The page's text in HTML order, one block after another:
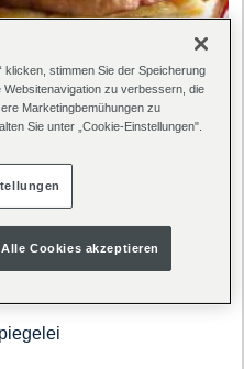
Portionen
4 Burger
klicken, stimmen Sie der Speicherung
zu verbessern, die
Marketingbemühungen zu
Sie unter „Cookie-Einstellungen".
Alle Cookies akzeptieren